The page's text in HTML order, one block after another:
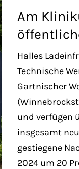
Am
Halles
Technische
Gartnischer
und verfügen
insgesamt
gestiegene
2024 um 20